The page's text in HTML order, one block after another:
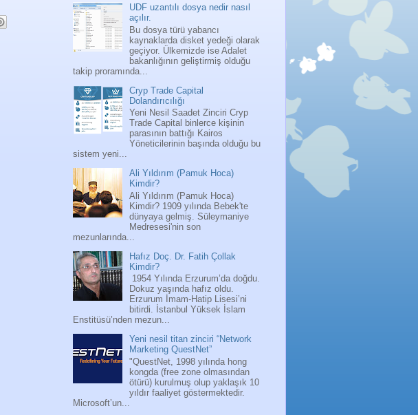
UDF uzantılı dosya nedir nasıl
açılır.
Bu dosya türü yabancı
kaynaklarda disket yedeği olarak
geçiyor. Ülkemizde ise Adalet
bakanlığının geliştirmiş olduğu
takip proramında...
Cryp Trade Capital
Dolandırıcılığı
Yeni Nesil Saadet Zinciri Cryp
Trade Capital binlerce kişinin
parasının battığı Kairos
Yöneticilerinin başında olduğu bu
sistem yeni...
Ali Yıldırım (Pamuk Hoca)
Kimdir?
Ali Yıldırım (Pamuk Hoca)
Kimdir? 1909 yılında Bebek'te
dünyaya gelmiş. Süleymaniye
Medresesi'nin son
mezunlarında...
Hafız Doç. Dr. Fatih Çollak
Kimdir?
1954 Yılında Erzurum’da doğdu.
Dokuz yaşında hafız oldu.
Erzurum İmam-Hatip Lisesi’ni
bitirdi. İstanbul Yüksek İslam
Enstitüsü’nden mezun...
Yeni nesil titan zinciri “Network
Marketing QuestNet”
"QuestNet, 1998 yılında hong
kongda (free zone olmasından
ötürü) kurulmuş olup yaklaşık 10
yıldır faaliyet göstermektedir.
Microsoft’un...